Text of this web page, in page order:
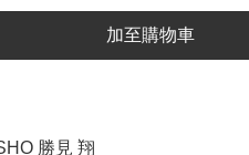
加至購物車
勝見 翔